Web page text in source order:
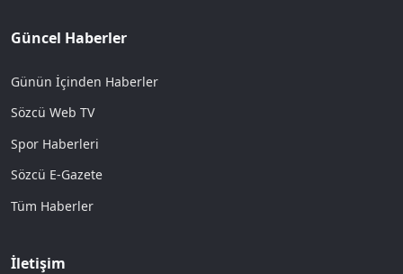
Güncel Haberler
Günün İçinden Haberler
Sözcü Web TV
Spor Haberleri
Sözcü E-Gazete
Tüm Haberler
İletişim